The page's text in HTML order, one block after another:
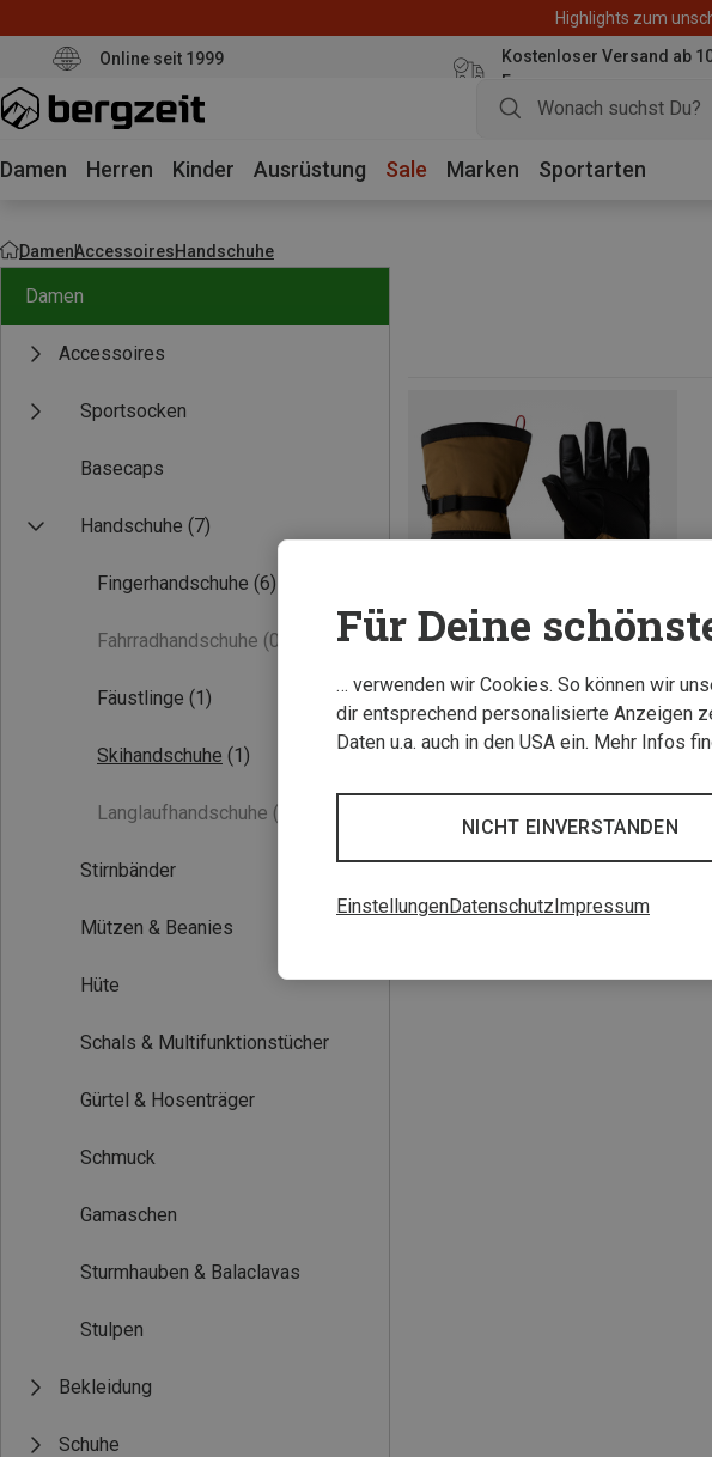
Highlights zum
Online seit 1999
Kostenloser Versand ab
Euro
Damen Herren Kinder Ausrüstung Sale Marken Sportarten
DamenAccessoiresHandschuhe
Damen
Accessoires
Sportsocken
Basecaps
Handschuhe (7)
Fingerhandschuhe (6)
Fahrradhandschuhe (0)
Fäustlinge (1)
Skihandschuhe (1)
Langlaufhandschuhe (0)
Stirnbänder
Mützen & Beanies
Hüte
Schals & Multifunktionstücher
Gürtel & Hosenträger
Schmuck
Gamaschen
Sturmhauben & Balaclavas
Stulpen
Bekleidung
Schuhe
Für Deine
… verwenden wir Cookies. So können wir
dir entsprechend personalisierte Anzeigen
Daten u.a. auch in den USA ein. Mehr Infos
NICHT EINVERSTANDEN
EinstellungenDatenschutzImpressum